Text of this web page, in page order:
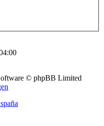
© phpBB Limited